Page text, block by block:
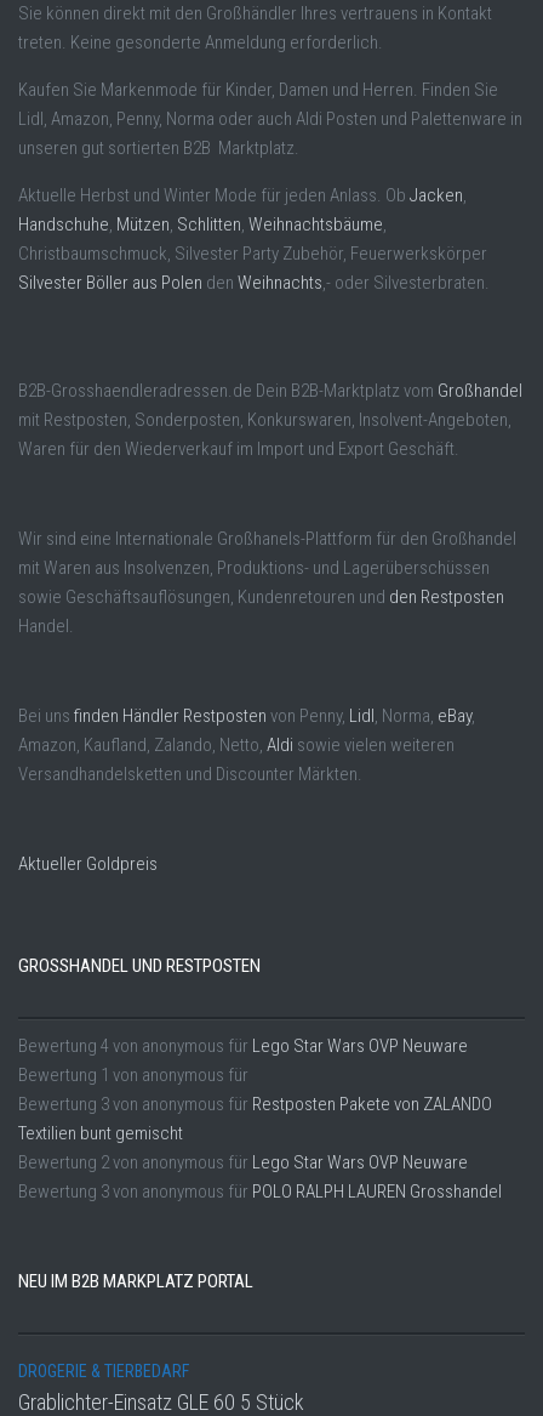
Sie können direkt mit den Großhändler Ihres vertrauens in Kontakt
treten. Keine gesonderte Anmeldung erforderlich.
Kaufen Sie Markenmode für Kinder, Damen und Herren. Finden Sie
Lidl, Amazon, Penny, Norma oder auch Aldi Posten und Palettenware in
unseren gut sortierten B2B Marktplatz.
Aktuelle Herbst und Winter Mode für jeden Anlass. Ob Jacken
Handschuhe Mützen Schlitten Weihnachtsbäume
Christbaumschmuck, Silvester Party Zubehör, Feuerwerkskörper
Silvester Böller aus Polen den Weihnachts ,- oder Silvesterbraten.
B2B-Grosshaendleradressen.de Dein B2B-Marktplatz vom Großhandel
mit Restposten, Sonderposten, Konkurswaren, Insolvent-Angeboten,
Waren für den Wiederverkauf im Import und Export Geschäft.
Wir sind eine Internationale Großhanels-Plattform für den Großhandel
mit Waren aus Insolvenzen, Produktions- und Lagerüberschüssen
sowie Geschäftsauflösungen, Kundenretouren und den Restposten
Handel.
Bei uns finden Händler Restposten von Penny, Lidl , Norma, eBay,
Amazon, Kaufland, Zalando, Netto, Aldi sowie vielen weiteren
Versandhandelsketten und Discounter Märkten.
Aktueller Goldpreis
GROSSHANDEL UND RESTPOSTEN
Bewertung 4 von anonymous für Lego Star Wars OVP Neuware
Bewertung 1 von anonymous für
Bewertung 3von anonymous für Restposten Pakete von ZALANDO
Textilien bunt gemischt
Bewertung 2von anonymous für Lego Star Wars OVP Neuware
Bewertung 3von anonymous für POLO RALPH LAUREN Grosshandel
NEU IM B2B MARKPLATZ PORTAL
DROGERIE & TIERBEDARF
Grablichter-Einsatz GLE 60 5 Stück